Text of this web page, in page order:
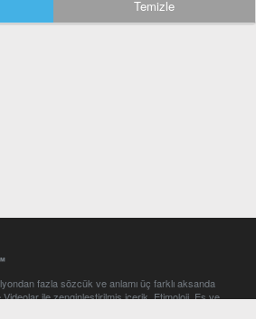
Temizle
fazla sözcük ve anlamı üç farklı aksanda
ile zenginleştirilmiş içerik. Etimoloji, Eş ve